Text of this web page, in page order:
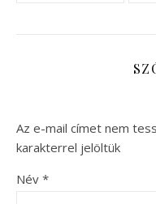
Az e-mail címet nem
karakterrel jelöltük
Név *